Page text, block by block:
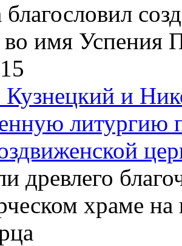
имя Успения
и
литургию
древлего
храме